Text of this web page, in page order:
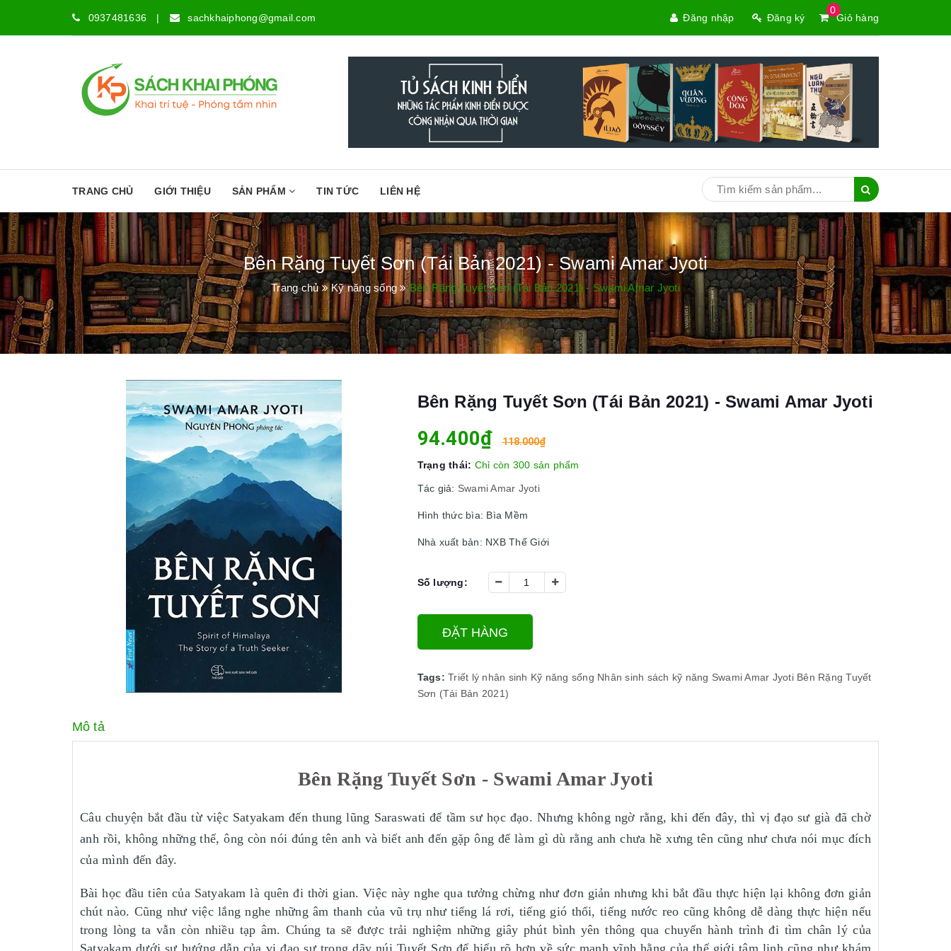
0937481636 | sachkhaiphong@gmail.com
0
Giỏ hàng
Đăng nhập Đăng ký
TRANG CHỦ GIỚI THIỆU SẢN PHẨM TIN TỨC LIÊN HỆ
Bên Rặng Tuyết Sơn (Tái Bản 2021) - Swami Amar Jyoti
Trang chủ Kỹ năng sống Bên Rặng Tuyết Sơn (Tái Bản 2021) - Swami Amar Jyoti
Bên Rặng Tuyết Sơn (Tái Bản 2021) - Swami Amar Jyoti
94.400₫ 118.000₫
Trạng thái: Chỉ còn 300 sản phẩm
Tác giả: Swami Amar Jyoti
Hình thức bìa: Bìa Mềm
Nhà xuất bản: NXB Thế Giới
Số lượng:
ĐẶT HÀNG
Tags: Triết lý nhân sinh Kỹ năng sống Nhân sinh sách kỹ năng Swami Amar Jyoti Bên Rặng Tuyết
Sơn (Tái Bản 2021)
Mô tả
Bên Rặng Tuyết Sơn - Swami Amar Jyoti
Câu chuyện bắt đầu từ việc Satyakam đến thung lũng Saraswati để tầm sư học đạo. Nhưng không ngờ rằng, khi đến đây, thì vị đạo sư già đã chờ
anh rồi, không những thế, ông còn nói đúng tên anh và biết anh đến gặp ông để làm gì dù rằng anh chưa hề xưng tên cũng như chưa nói mục đích
của mình đến đây.
Bài học đầu tiên của Satyakam là quên đi thời gian. Việc này nghe qua tưởng chừng như đơn giản nhưng khi bắt đầu thực hiện lại không đơn giản
chút nào. Cũng như việc lắng nghe những âm thanh của vũ trụ như tiếng lá rơi, tiếng gió thổi, tiếng nước reo cũng không dễ dàng thực hiện nếu
trong lòng ta vẫn còn nhiều tạp âm. Chúng ta sẽ được trải nghiệm những giây phút bình yên thông qua chuyến hành trình đi tìm chân lý của